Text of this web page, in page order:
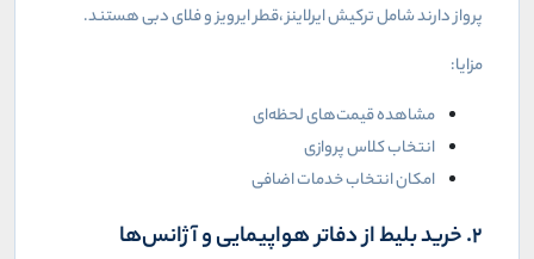
پرواز دارند شامل ترکیش ایرلاینز،قطر ایرویز و فلای دبی هستند.
مزایا:
مشاهده قیمت‌های لحظه‌ای
انتخاب کلاس پروازی
امکان انتخاب خدمات اضافی
۲. خرید بلیط از دفاتر هواپیمایی و آژانس‌ها